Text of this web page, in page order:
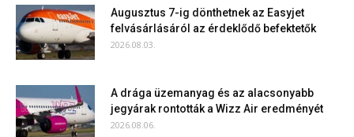
Augusztus 7-ig dönthetnek az Easyjet
felvásárlásáról az érdeklődő befektetők
2026.08.03.
A drága üzemanyag és az alacsonyabb
jegyárak rontották a Wizz Air eredményét
2026.08.06.